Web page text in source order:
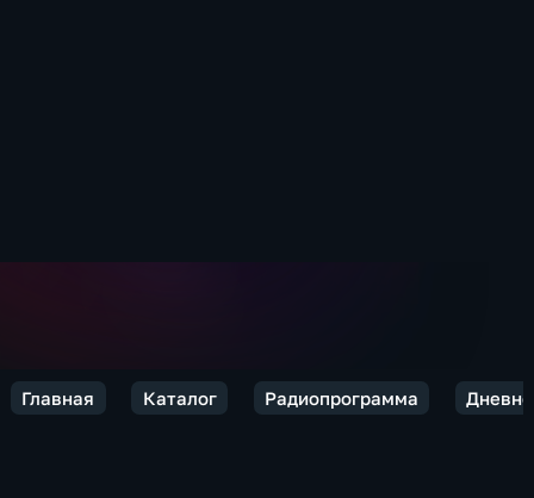
Главная Каталог Радиопрограмма